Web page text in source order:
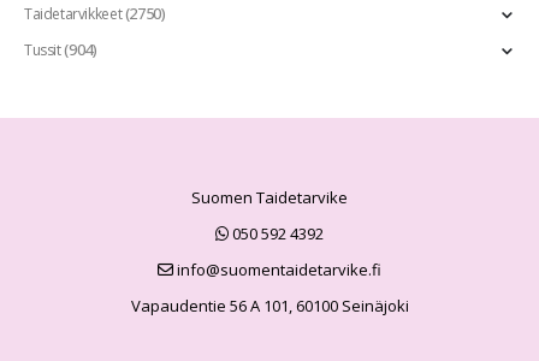
Taidetarvikkeet(2750)
Tussit(904)
Suomen Taidetarvike
050 592 4392
info@suomentaidetarvike.fi
Vapaudentie 56 A 101, 60100 Seinäjoki